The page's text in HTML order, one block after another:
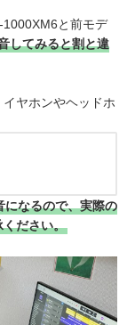
と前モデ
してみると割と違
ヤホンやヘッドホ
になるので、実際の
ください。